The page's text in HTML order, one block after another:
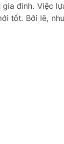
đình. Việc
tốt. Bởi lẽ,